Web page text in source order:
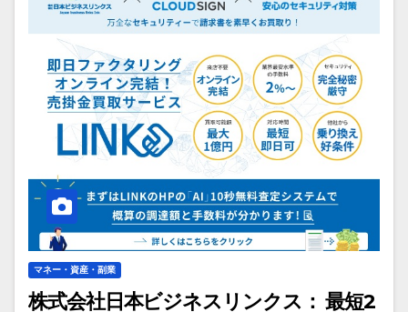
マネー・資産・副業
株式会社日本ビジネスリンクス： 最短2